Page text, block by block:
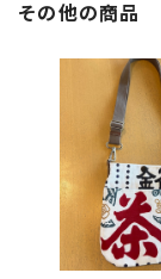
その他の商品